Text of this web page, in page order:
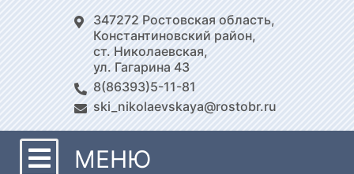
347272 Ростовская область,
Константиновский район,
ст. Николаевская,
ул. Гагарина 43
8(86393)5-11-81
ski_nikolaevskaya@rostobr.ru
МЕНЮ